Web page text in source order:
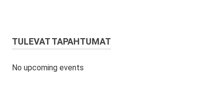
TULEVAT TAPAHTUMAT
No upcoming events